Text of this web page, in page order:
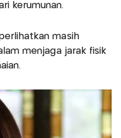
kerumunan.
masih
menjaga jarak fisik